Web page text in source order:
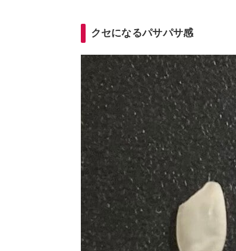
クセになるパサパサ感